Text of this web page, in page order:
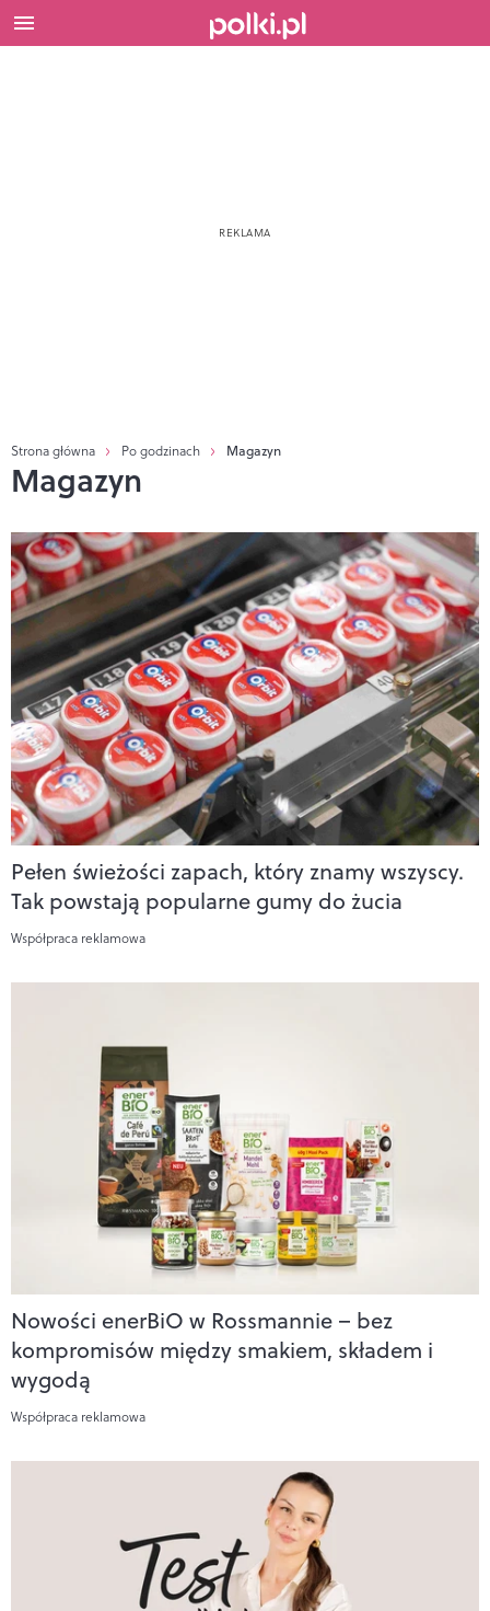
Strona główna Po godzinach Magazyn
Magazyn
Pełen świeżości zapach, który znamy wszyscy.
Tak powstają popularne gumy do żucia
Współpraca reklamowa
Nowości enerBiO w Rossmannie – bez
kompromisów między smakiem, składem i
wygodą
Współpraca reklamowa